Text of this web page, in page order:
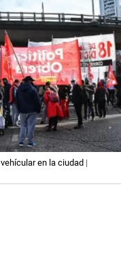
en la ciudad |